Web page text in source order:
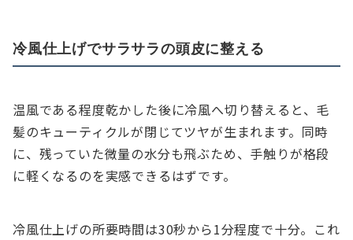
冷風仕上げでサラサラの頭皮に整える
温風である程度乾かした後に冷風へ切り替えると、毛
髪のキューティクルが閉じてツヤが生まれます。同時
に、残っていた微量の水分も飛ぶため、手触りが格段
に軽くなるのを実感できるはずです。
冷風仕上げの所要時間は30秒から1分程度で十分。これ